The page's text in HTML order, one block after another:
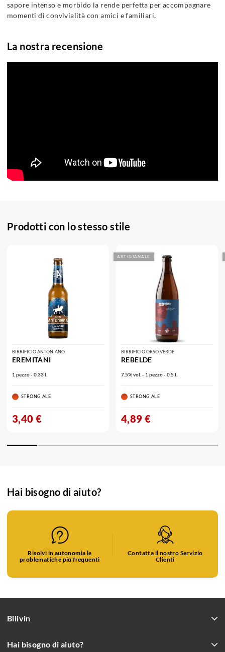
sapore intenso e morbido la rende perfetta per accompagnare
momenti di convivialità con amici e familiari.
La nostra recensione
Prodotti con lo stesso stile
BIRRIFICIO ANTONIANO
EREMITANI
1 pezzo - 0.33 l.
STRONG ALE
3,40 €
ARTIGIANALE
BIRRIFICIO ORSO VERDE
REBELDE
7.5% vol. - 1 pezzo - 0.5 l.
STRONG ALE
4,89 €
Hai bisogno di aiuto?
Risolvi in autonomia le
problematiche più frequenti
Contatta il nostro Servizio
Clienti
Bilivin
Hai bisogno di aiuto?